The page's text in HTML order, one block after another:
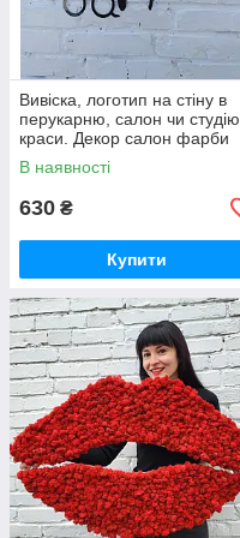
Вивіска, логотип на стіну в
перукарню, салон чи студію
краси. Декор салон фарби
В наявності
630 ₴
Купити